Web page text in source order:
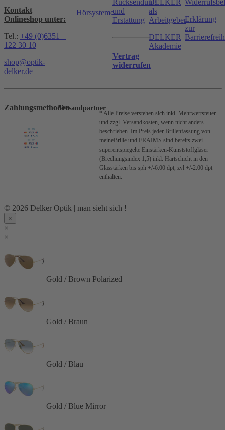
Kontakt
Onlineshop unter:
Tel.: +49 (0)6351 –
122 30 10
shop@optik-
delker.de
Hörsysteme
Rücksendung
und
Erstattung
Vertrag
widerrufen
DELKER
als
Arbeitgeber
DELKER
Akademie
Erklärung
zur
ZahlungsmethodenVersandpartner
* Alle Preise verstehen sich inkl. Mehrwertsteuer
und zzgl. Versandkosten, wenn nicht anders
beschrieben. Im Preis jeder Brillenfassung von
meineBrille und FRAIMS sind bereits zwei
superentspiegelte Einstärken-Kunststoffgläser
(Brechungsindex 1,5) inkl. Hartschicht in den
Glasstärken bis sph +/-6.00 dpt, zyl +/-2.00 dpt
enthalten.
© 2026 Delker Optik | man sieht sich !
×
×
×
Gold / Brown Polarized
Gold / Braun
Gold / Blau
Gold / Blue Mirror